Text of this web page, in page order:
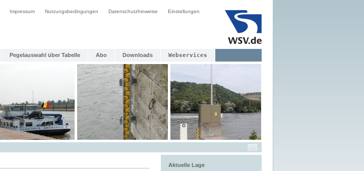
Impressum Nutzungsbedingungen Datenschutzhinweise Einstellungen
Pegelauswahl über Tabelle Abo Downloads Webservices
Aktuelle Lage